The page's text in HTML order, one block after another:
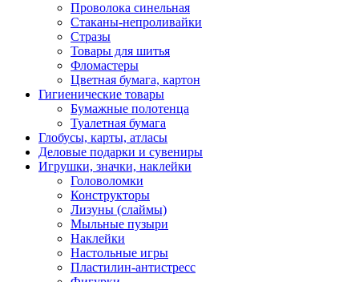
Проволока синельная
Стаканы-непроливайки
Стразы
Товары для шитья
Фломастеры
Цветная бумага, картон
Гигиенические товары
Бумажные полотенца
Туалетная бумага
Глобусы, карты, атласы
Деловые подарки и сувениры
Игрушки, значки, наклейки
Головоломки
Конструкторы
Лизуны (слаймы)
Мыльные пузыри
Наклейки
Настольные игры
Пластилин-антистресс